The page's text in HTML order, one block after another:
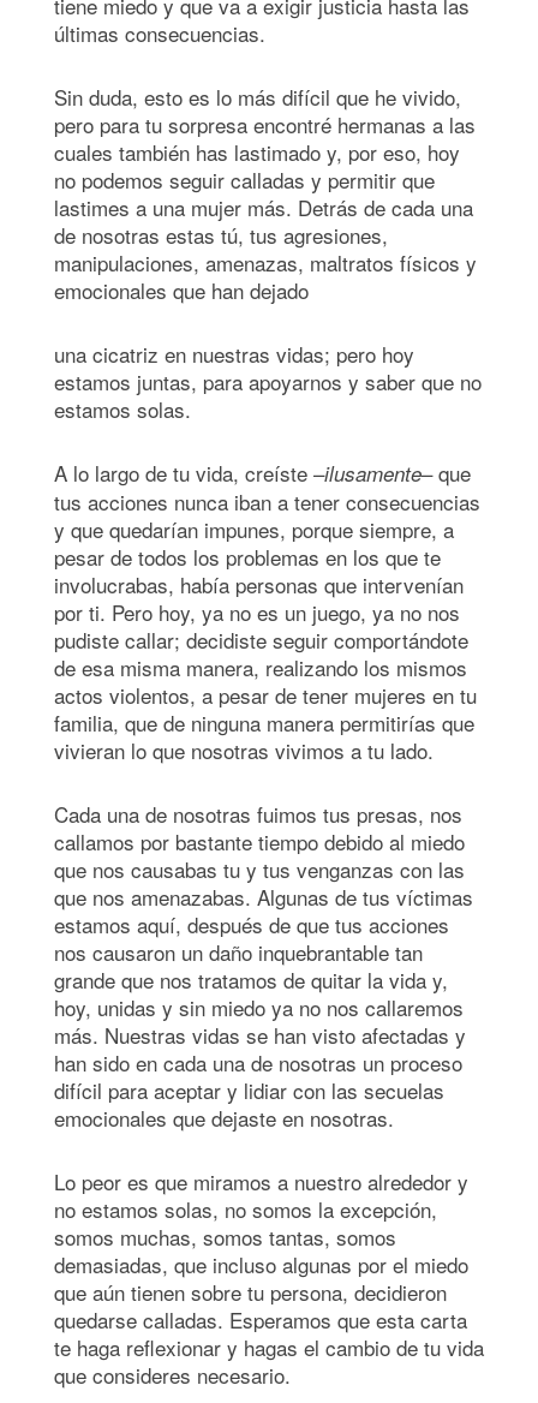
últimas consecuencias.
Sin duda, esto es lo más difícil que he vivido,
pero para tu sorpresa encontré hermanas a las
cuales también has lastimado y, por eso, hoy
no podemos seguir calladas y permitir que
lastimes a una mujer más. Detrás de cada una
de nosotras estas tú, tus agresiones,
manipulaciones, amenazas, maltratos físicos y
emocionales que han dejado
una cicatriz en nuestras vidas; pero hoy
estamos juntas, para apoyarnos y saber que no
estamos solas.
A lo largo de tu vida, creíste –ilusamente– que
tus acciones nunca iban a tener consecuencias
y que quedarían impunes, porque siempre, a
pesar de todos los problemas en los que te
involucrabas, había personas que intervenían
por ti. Pero hoy, ya no es un juego, ya no nos
pudiste callar; decidiste seguir comportándote
de esa misma manera, realizando los mismos
actos violentos, a pesar de tener mujeres en tu
familia, que de ninguna manera permitirías que
vivieran lo que nosotras vivimos a tu lado.
Cada una de nosotras fuimos tus presas, nos
callamos por bastante tiempo debido al miedo
que nos causabas tu y tus venganzas con las
que nos amenazabas. Algunas de tus víctimas
estamos aquí, después de que tus acciones
nos causaron un daño inquebrantable tan
grande que nos tratamos de quitar la vida y,
hoy, unidas y sin miedo ya no nos callaremos
más. Nuestras vidas se han visto afectadas y
han sido en cada una de nosotras un proceso
difícil para aceptar y lidiar con las secuelas
emocionales que dejaste en nosotras.
Lo peor es que miramos a nuestro alrededor y
no estamos solas, no somos la excepción,
somos muchas, somos tantas, somos
demasiadas, que incluso algunas por el miedo
que aún tienen sobre tu persona, decidieron
quedarse calladas. Esperamos que esta carta
te haga reflexionar y hagas el cambio de tu vida
que consideres necesario.